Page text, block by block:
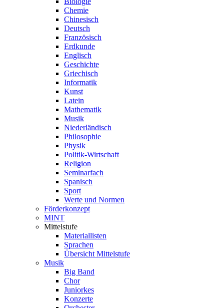
Chemie
Chinesisch
Deutsch
Französisch
Erdkunde
Englisch
Geschichte
Griechisch
Informatik
Kunst
Latein
Mathematik
Musik
Niederländisch
Philosophie
Physik
Politik-Wirtschaft
Religion
Seminarfach
Spanisch
Sport
Werte und Normen
Förderkonzept
MINT
Mittelstufe
Materiallisten
Sprachen
Übersicht Mittelstufe
Musik
Big Band
Chor
Juniorkes
Konzerte